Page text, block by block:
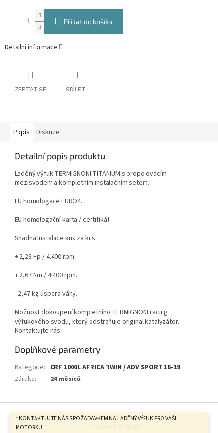
* KONTAKTUJTE NÁS S POŽADAVKEM NA LADĚNÝ VÝFUK PRO VAŠI
MOTORKU
Přidat do košíku
Detailní informace
ZEPTAT SE SDÍLET
Popis Diskuze
Detailní popis produktu
Laděný výfuk TERMIGNONI TITÁNIUM s propojovacím
mezisvodem a kompletním instalačním setem.
EU homologace EURO4.
EU homologační karta / certifikát.
Snadná instalace kus za kus.
+ 2,23 Hp / 4.400 rpm.
+ 2,67 Nm / 4.400 rpm.
- 2,47 kg úspora váhy.
Možnost dokoupení kompletního TERMIGNONI racing
výfukového svodu, který odstraňuje original katalyzátor.
Kontaktujte nás.
Doplňkové parametry
Kategorie: CRF 1000L AFRICA TWIN / ADV SPORT 16-19
Záruka: 24 měsíců